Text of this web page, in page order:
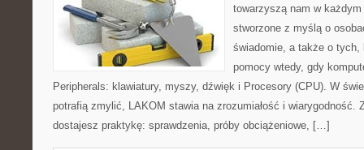
towarzyszą nam w
stworzone z myślą o
świadomie, a także o tych,
pomocy wtedy, gdy
Peripherals: klawiatury, myszy, dźwięk i Procesory (CPU). W
potrafią zmylić, LAKOM stawia na zrozumiałość i wiarygodność.
dostajesz praktykę: sprawdzenia, próby obciążeniowe, […]